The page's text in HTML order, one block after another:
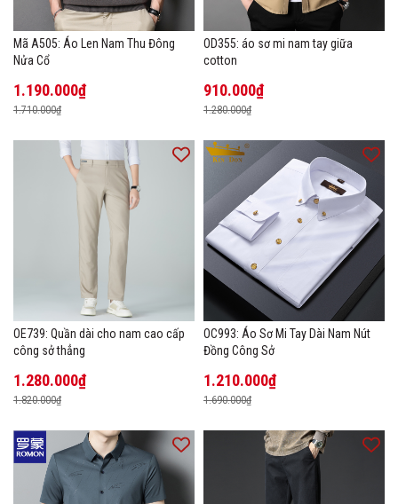
Mã A505: Áo Len Nam Thu Đông
Nửa Cổ
1.190.000₫
1.710.000₫
OD355: áo sơ mi nam tay giữa
cotton
910.000₫
1.280.000₫
OE739: Quần dài cho nam cao cấp
công sở thẳng
1.280.000₫
1.820.000₫
OC993: Áo Sơ Mi Tay Dài Nam Nút
Đồng Công Sở
1.210.000₫
1.690.000₫